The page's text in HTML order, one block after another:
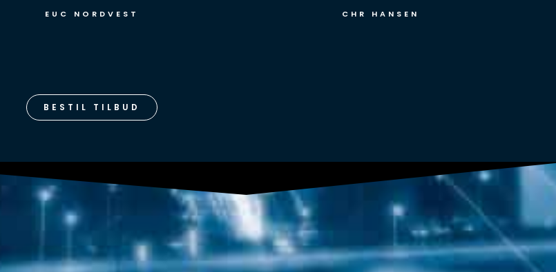
CHR HANSEN PENTIA A/S
BESTIL TILBUD